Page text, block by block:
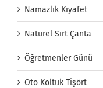
Namazlık Kıyafet
Naturel Sırt Çanta
Öğretmenler Günü
Oto Koltuk Tişört